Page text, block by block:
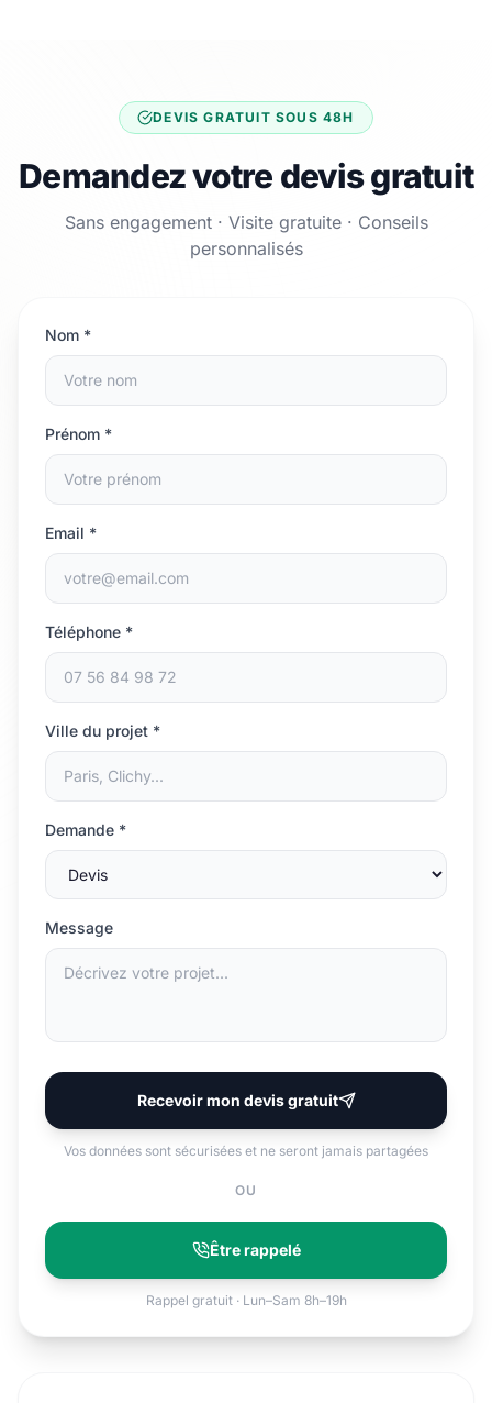
DEVIS GRATUIT SOUS 48H
Demandez votre devis gratuit
Sans engagement · Visite gratuite · Conseils
personnalisés
Nom *
Prénom *
Email *
Téléphone *
Ville du projet *
Demande *
Message
Recevoir mon devis gratuit
Vos données sont sécurisées et ne seront jamais partagées
OU
Être rappelé
Rappel gratuit · Lun–Sam 8h–19h